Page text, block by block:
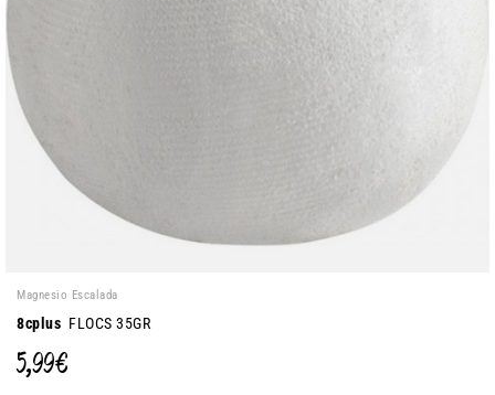
Magnesio Escalada
8cplus FLOCS 35GR
5,99 €